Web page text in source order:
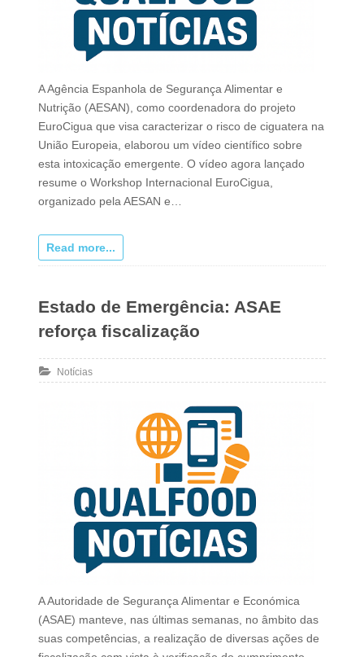
A Agência Espanhola de Segurança Alimentar e
Nutrição (AESAN), como coordenadora do projeto
EuroCigua que visa caracterizar o risco de ciguatera na
União Europeia, elaborou um vídeo científico sobre
esta intoxicação emergente. O vídeo agora lançado
resume o Workshop Internacional EuroCigua,
organizado pela AESAN e…
Read more...
Estado de Emergência: ASAE
reforça fiscalização
Notícias
A Autoridade de Segurança Alimentar e Económica
(ASAE) manteve, nas últimas semanas, no âmbito das
suas competências, a realização de diversas ações de